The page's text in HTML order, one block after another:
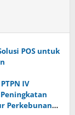
POS untuk
IV
Perkebunan